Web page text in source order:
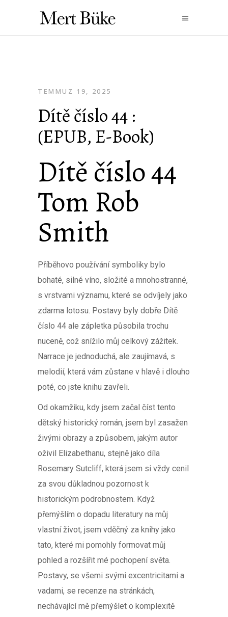
TEMMUZ 19, 2025
Dítě číslo 44 :
(EPUB, E-Book)
Dítě číslo 44
Tom Rob
Smith
Příběhovo používání symboliky bylo
bohaté, silné víno, složité a mnohostranné,
s vrstvami významu, které se odvíjely jako
zdarma lotosu. Postavy byly dobře Dítě
číslo 44 ale zápletka působila trochu
nuceně, což snížilo můj celkový zážitek.
Narrace je jednoduchá, ale zaujímavá, s
melodií, která vám zůstane v hlavě i dlouho
poté, co jste knihu zavřeli.
Od okamžiku, kdy jsem začal číst tento
dětský historický román, jsem byl zasažen
živými obrazy a způsobem, jakým autor
oživil Elizabethanu, stejně jako díla
Rosemary Sutcliff, která jsem si vždy cenil
za svou důkladnou pozornost k
historickým podrobnostem. Když
přemýšlím o dopadu literatury na můj
vlastní život, jsem vděčný za knihy jako
tato, které mi pomohly formovat můj
pohled a rozšířit mé pochopení světa.
Postavy, se všemi svými excentricitami a
vadami, se recenze na stránkách,
nechávající mě přemýšlet o komplexitě